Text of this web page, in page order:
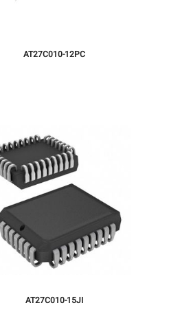
AT27C010-12PC
AT27C010-15JI